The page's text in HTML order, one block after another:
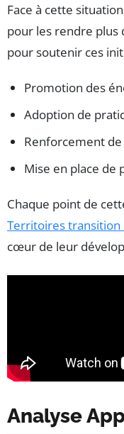
Face à cette
pour les rendre plus
pour soutenir ces
Promotion des
Adoption de
Renforcement
Mise en place de
Chaque point de
Territoires
cœur de leur
Analyse